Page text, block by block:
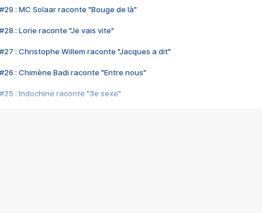
#29 : MC Solaar raconte "Bouge de là"
#28 : Lorie raconte "Je vais vite"
#27 : Christophe Willem raconte "Jacques a dit"
#26 : Chimène Badi raconte "Entre nous"
#25 : Indochine raconte "3e sexe"